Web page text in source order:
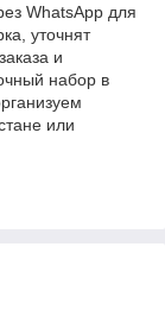
WhatsApp для
уточнят
и
набор в
или